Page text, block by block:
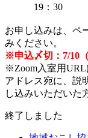
19：
お申し込みは、ペ
みください。
※申込〆切：7/10
※Zoom入室用
アドレス宛に、説
し込みいただいた
終了しました